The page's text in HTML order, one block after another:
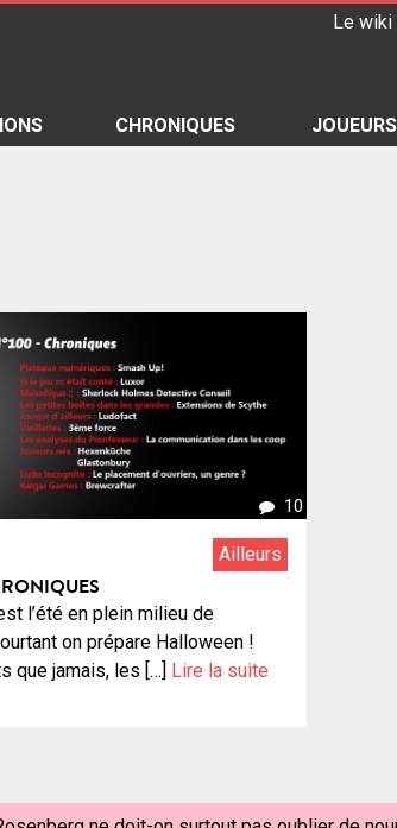
Le wiki
CHRONIQUES
10
Ailleurs
l’été en plein milieu de
on prépare Halloween !
que jamais, les […]
Lire la suite